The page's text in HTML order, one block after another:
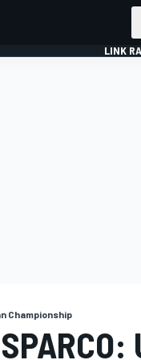
LINK
Championship